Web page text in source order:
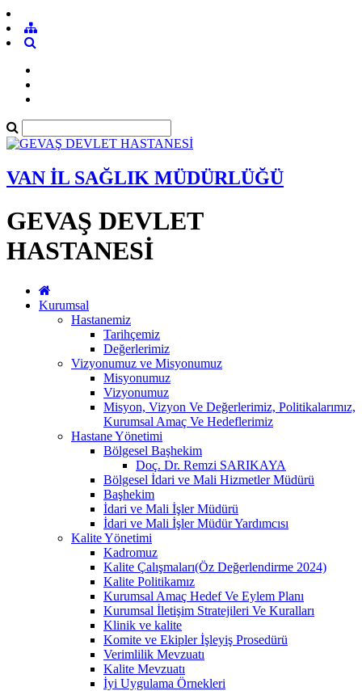
VAN İL SAĞLIK MÜDÜRLÜĞÜ
GEVAŞ DEVLET
HASTANESİ
Kurumsal
Hastanemiz
Tarihçemiz
Değerlerimiz
Vizyonumuz ve Misyonumuz
Misyonumuz
Vizyonumuz
Misyon, Vizyon Ve Değerlerimiz, Politikalarımız,
Kurumsal Amaç Ve Hedeflerimiz
Hastane Yönetimi
Bölgesel Başhekim
Doç. Dr. Remzi SARIKAYA
Bölgesel İdari ve Mali Hizmetler Müdürü
Başhekim
İdari ve Mali İşler Müdürü
İdari ve Mali İşler Müdür Yardımcısı
Kalite Yönetimi
Kadromuz
Kalite Çalışmaları(Öz Değerlendirme 2024)
Kalite Politikamız
Kurumsal Amaç Hedef Ve Eylem Planı
Kurumsal İletişim Stratejileri Ve Kuralları
Klinik ve kalite
Komite ve Ekipler İşleyiş Prosedürü
Verimlilik Mevzuatı
Kalite Mevzuatı
İyi Uygulama Örnekleri